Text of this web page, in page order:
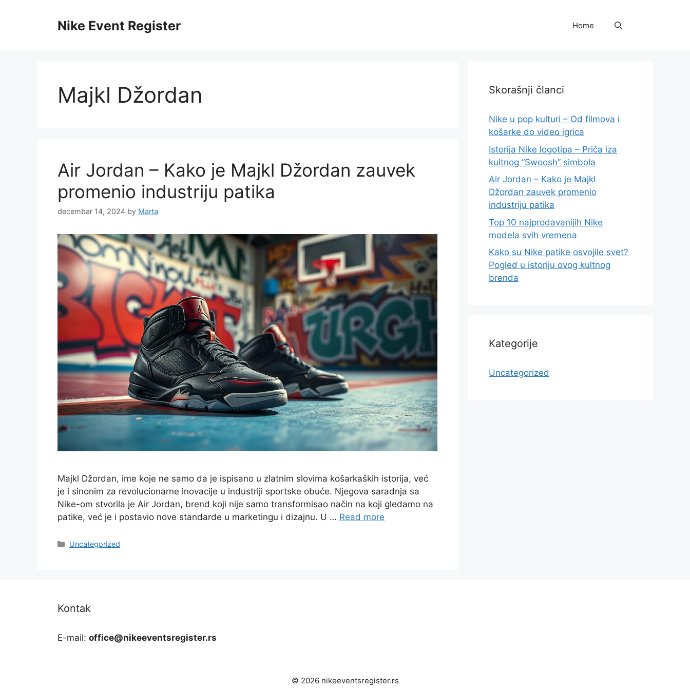
Nike Event Register Home
Majkl Džordan
Air Jordan – Kako je Majkl Džordan zauvek
promenio industriju patika
decembar 14, 2024 by Marta
Majkl Džordan, ime koje ne samo da je ispisano u zlatnim slovima košarkaških istorija, već
je i sinonim za revolucionarne inovacije u industriji sportske obuće. Njegova saradnja sa
Nike-om stvorila je Air Jordan, brend koji nije samo transformisao način na koji gledamo na
patike, već je i postavio nove standarde u marketingu i dizajnu. U … Read more
Categories
Uncategorized
Skorašnji članci
Nike u pop kulturi – Od filmova i
košarke do video igrica
Istorija Nike logotipa – Priča iza
kultnog “Swoosh” simbola
Air Jordan – Kako je Majkl
Džordan zauvek promenio
industriju patika
Top 10 najprodavanijih Nike
modela svih vremena
Kako su Nike patike osvojile svet?
Pogled u istoriju ovog kultnog
brenda
Kategorije
Uncategorized
Kontak
E-mail: office@nikeeventsregister.rs
© 2026 nikeeventsregister.rs